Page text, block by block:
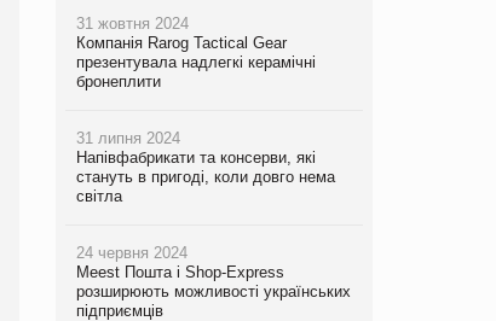
31 жовтня 2024
Компанія Rarog Tactical Gear
презентувала надлегкі керамічні
бронеплити
31 липня 2024
Напівфабрикати та консерви, які
стануть в пригоді, коли довго нема
світла
24 червня 2024
Meest Пошта і Shop-Express
розширюють можливості українських
підприємців